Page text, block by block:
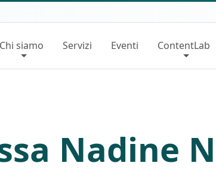
Chi siamo Servizi Eventi ContentLab
Nadine